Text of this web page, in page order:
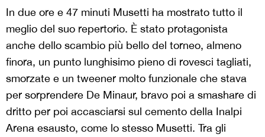
In due ore e 47 minuti Musetti ha mostrato tutto il
meglio del suo repertorio. È stato protagonista
anche dello scambio più bello del torneo, almeno
finora, un punto lunghisimo pieno di rovesci tagliati,
smorzate e un tweener molto funzionale che stava
per sorprendere De Minaur, bravo poi a smashare di
dritto per poi accasciarsi sul cemento della Inalpi
Arena esausto, come lo stesso Musetti. Tra gli